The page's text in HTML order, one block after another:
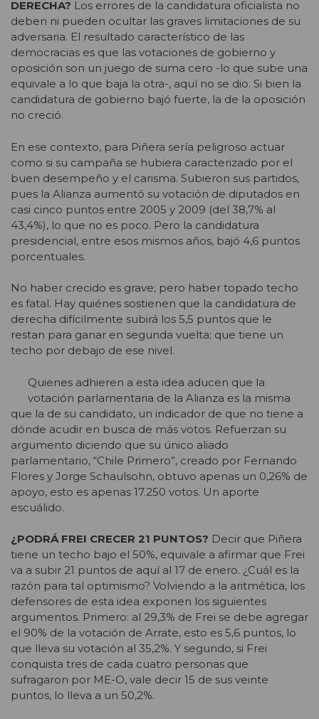
DERECHA? Los errores de la candidatura oficialista no
deben ni pueden ocultar las graves limitaciones de su
adversaria. El resultado característico de las
democracias es que las votaciones de gobierno y
oposición son un juego de suma cero -lo que sube una
equivale a lo que baja la otra-, aquí no se dio. Si bien la
candidatura de gobierno bajó fuerte, la de la oposición
no creció.
En ese contexto, para Piñera sería peligroso actuar
como si su campaña se hubiera caracterizado por el
buen desempeño y el carisma. Subieron sus partidos,
pues la Alianza aumentó su votación de diputados en
casi cinco puntos entre 2005 y 2009 (del 38,7% al
43,4%), lo que no es poco. Pero la candidatura
presidencial, entre esos mismos años, bajó 4,6 puntos
porcentuales.
No haber crecido es grave; pero haber topado techo
es fatal. Hay quiénes sostienen que la candidatura de
derecha difícilmente subirá los 5,5 puntos que le
restan para ganar en segunda vuelta; que tiene un
techo por debajo de ese nivel.
Quienes adhieren a esta idea aducen que la
votación parlamentaria de la Alianza es la misma
que la de su candidato, un indicador de que no tiene a
dónde acudir en busca de más votos. Refuerzan su
argumento diciendo que su único aliado
parlamentario, “Chile Primero”, creado por Fernando
Flores y Jorge Schaulsohn, obtuvo apenas un 0,26% de
apoyo, esto es apenas 17.250 votos. Un aporte
escuálido.
¿PODRÁ FREI CRECER 21 PUNTOS? Decir que Piñera
tiene un techo bajo el 50%, equivale a afirmar que Frei
va a subir 21 puntos de aquí al 17 de enero. ¿Cuál es la
razón para tal optimismo? Volviendo a la aritmética, los
defensores de esta idea exponen los siguientes
argumentos. Primero: al 29,3% de Frei se debe agregar
el 90% de la votación de Arrate, esto es 5,6 puntos, lo
que lleva su votación al 35,2%. Y segundo, si Frei
conquista tres de cada cuatro personas que
sufragaron por ME-O, vale decir 15 de sus veinte
puntos, lo lleva a un 50,2%.